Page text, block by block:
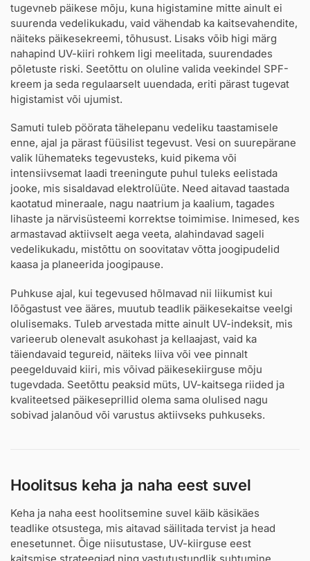
tugevneb päikese mõju, kuna higistamine mitte ainult ei
suurenda vedelikukadu, vaid vähendab ka kaitsevahendite,
näiteks päikesekreemi, tõhusust. Lisaks võib higi märg
nahapind UV-kiiri rohkem ligi meelitada, suurendades
põletuste riski. Seetõttu on oluline valida veekindel SPF-
kreem ja seda regulaarselt uuendada, eriti pärast tugevat
higistamist või ujumist.
Samuti tuleb pöörata tähelepanu vedeliku taastamisele
enne, ajal ja pärast füüsilist tegevust. Vesi on suurepärane
valik lühemateks tegevusteks, kuid pikema või
intensiivsemat laadi treeningute puhul tuleks eelistada
jooke, mis sisaldavad elektrolüüte. Need aitavad taastada
kaotatud mineraale, nagu naatrium ja kaalium, tagades
lihaste ja närvisüsteemi korrektse toimimise. Inimesed, kes
armastavad aktiivselt aega veeta, alahindavad sageli
vedelikukadu, mistõttu on soovitatav võtta joogipudelid
kaasa ja planeerida joogipause.
Puhkuse ajal, kui tegevused hõlmavad nii liikumist kui
lõõgastust vee ääres, muutub teadlik päikesekaitse veelgi
olulisemaks. Tuleb arvestada mitte ainult UV-indeksit, mis
varieerub olenevalt asukohast ja kellaajast, vaid ka
täiendavaid tegureid, näiteks liiva või vee pinnalt
peegelduvaid kiiri, mis võivad päikesekiirguse mõju
tugevdada. Seetõttu peaksid müts, UV-kaitsega riided ja
kvaliteetsed päikeseprillid olema sama olulised nagu
sobivad jalanõud või varustus aktiivseks puhkuseks.
Hoolitsus keha ja naha eest suvel
Keha ja naha eest hoolitsemine suvel käib käsikäes
teadlike otsustega, mis aitavad säilitada tervist ja head
enesetunnet. Õige niisutustase, UV-kiirguse eest
kaitsmise strateegiad ning vastutustundlik suhtumine